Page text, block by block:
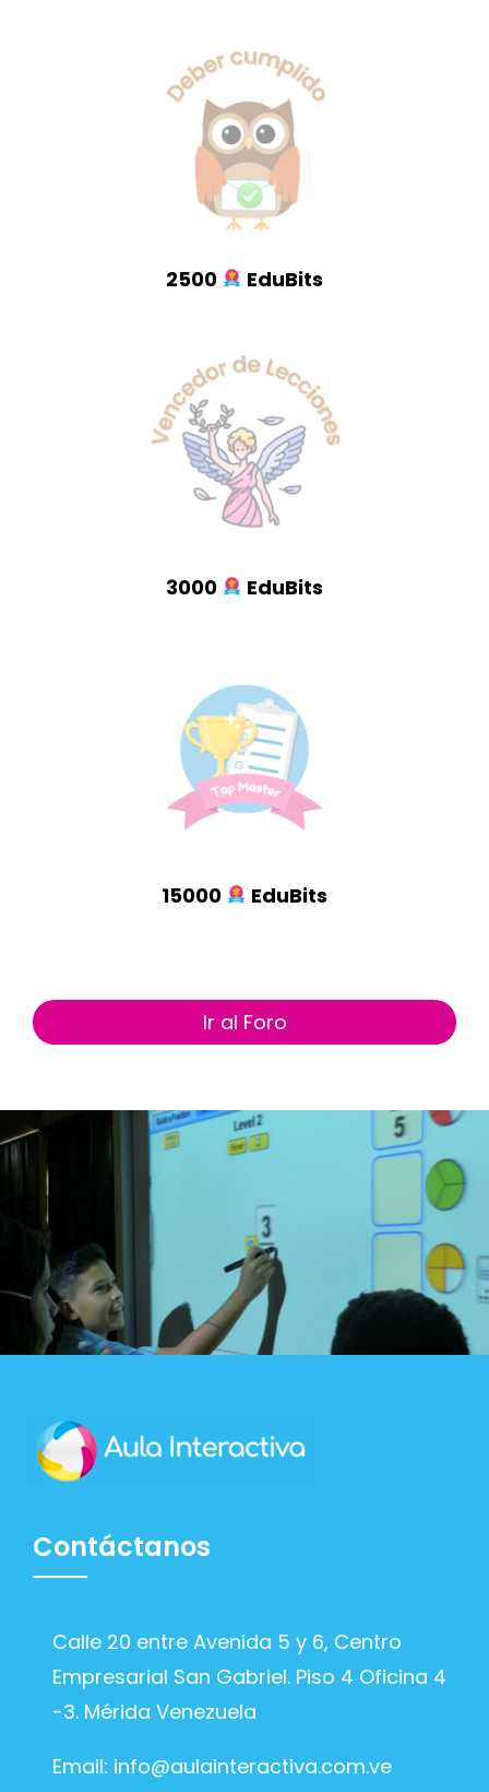
2500 EduBits
3000 EduBits
15000 EduBits
Ir al Foro
Contáctanos
Calle 20 entre Avenida 5 y 6, Centro
Empresarial San Gabriel. Piso 4 Oficina 4
-3. Mérida Venezuela
Email: info@aulainteractiva.com.ve